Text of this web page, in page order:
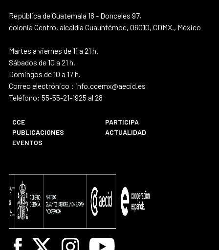
República de Guatemala 18 - Donceles 97,
colonia Centro, alcaldía Cuauhtémoc, 06010, CDMX., México
Martes a viernes de 11 a 21 h.
Sábados de 10 a 21 h.
Domingos de 10 a 17 h.
Correo electrónico : info.ccemx@aecid.es
Teléfono: 55-55-21-1925 al 28
CCE
PARTICIPA
PUBLICACIONES
ACTUALIDAD
EVENTOS
Facebook
X InstagramYoutube